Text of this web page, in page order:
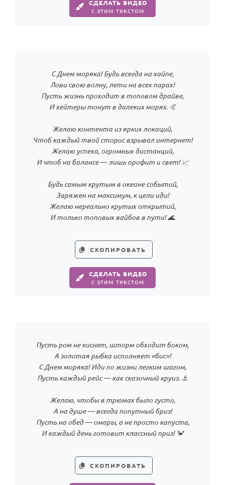
СДЕЛАТЬ ВИДЕО
с этим текстом
С Днем моряка! Будь всегда на хайпе,
Лови свою волну, лети на всех парах!
Пусть жизнь проходит в топовом драйве,
И хейтеры тонут в далеких морях. 🤙
Желаю контента из ярких локаций,
Чтоб каждый твой сторис взрывал интернет!
Желаю успеха, огромных дистанций,
И чтоб на балансе — лишь профит и свет! 📈
Будь самым крутым в океане событий,
Заряжен на максимум, к цели иди!
Желаю нереально крутых открытий,
И только топовых вайбов в пути! 🌊
СКОПИРОВАТЬ
СДЕЛАТЬ ВИДЕО
с этим текстом
Пусть ром не киснет, шторм обходит боком,
А золотая рыбка исполняет «бис»!
С Днем моряка! Иди по жизни легким шагом,
Пусть каждый рейс — как сказочный круиз. ⚓
Желаю, чтобы в трюмах было густо,
А на душе — всегда попутный бриз!
Пусть на обед — омары, а не просто капуста,
И каждый день готовит классный приз! 🦀
СКОПИРОВАТЬ